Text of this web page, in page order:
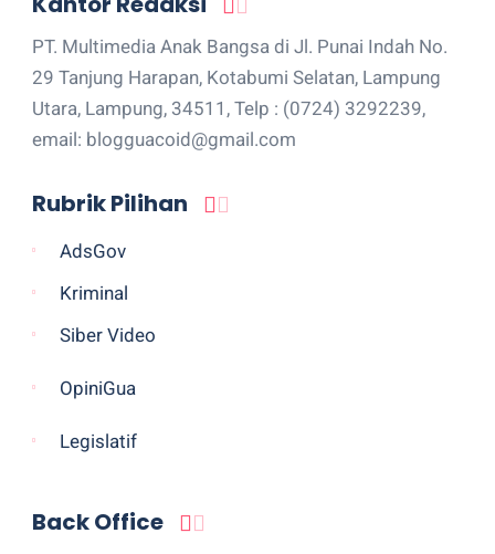
PT. Multimedia Anak Bangsa di Jl. Punai Indah No.
29 Tanjung Harapan, Kotabumi Selatan, Lampung
Utara, Lampung, 34511, Telp : (0724) 3292239,
email: blogguacoid@gmail.com
Rubrik Pilihan
AdsGov
Kriminal
Siber Video
OpiniGua
Legislatif
Back Office